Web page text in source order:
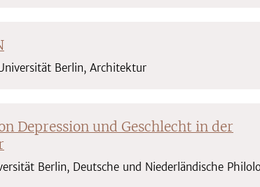
Berlin, Architektur
Depression und Geschlecht in der
Berlin, Deutsche und Niederländische